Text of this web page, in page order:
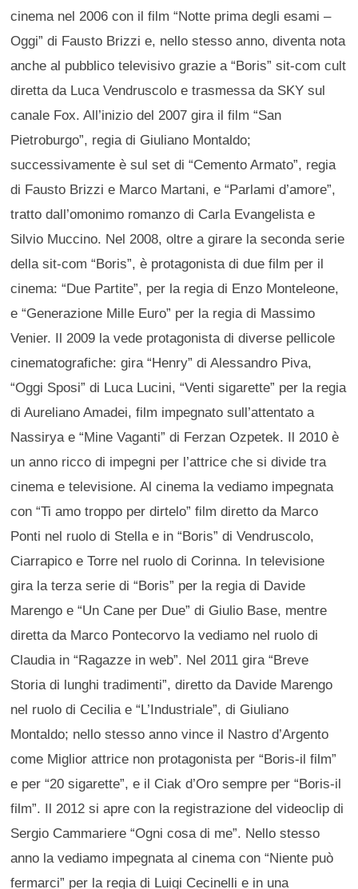
cinema nel 2006 con il film “Notte prima degli esami –
Oggi” di Fausto Brizzi e, nello stesso anno, diventa nota
anche al pubblico televisivo grazie a “Boris” sit-com cult
diretta da Luca Vendruscolo e trasmessa da SKY sul
canale Fox. All’inizio del 2007 gira il film “San
Pietroburgo”, regia di Giuliano Montaldo;
successivamente è sul set di “Cemento Armato”, regia
di Fausto Brizzi e Marco Martani, e “Parlami d’amore”,
tratto dall’omonimo romanzo di Carla Evangelista e
Silvio Muccino. Nel 2008, oltre a girare la seconda serie
della sit-com “Boris”, è protagonista di due film per il
cinema: “Due Partite”, per la regia di Enzo Monteleone,
e “Generazione Mille Euro” per la regia di Massimo
Venier. Il 2009 la vede protagonista di diverse pellicole
cinematografiche: gira “Henry” di Alessandro Piva,
“Oggi Sposi” di Luca Lucini, “Venti sigarette” per la regia
di Aureliano Amadei, film impegnato sull’attentato a
Nassirya e “Mine Vaganti” di Ferzan Ozpetek. Il 2010 è
un anno ricco di impegni per l’attrice che si divide tra
cinema e televisione. Al cinema la vediamo impegnata
con “Ti amo troppo per dirtelo” film diretto da Marco
Ponti nel ruolo di Stella e in “Boris” di Vendruscolo,
Ciarrapico e Torre nel ruolo di Corinna. In televisione
gira la terza serie di “Boris” per la regia di Davide
Marengo e “Un Cane per Due” di Giulio Base, mentre
diretta da Marco Pontecorvo la vediamo nel ruolo di
Claudia in “Ragazze in web”. Nel 2011 gira “Breve
Storia di lunghi tradimenti”, diretto da Davide Marengo
nel ruolo di Cecilia e “L’Industriale”, di Giuliano
Montaldo; nello stesso anno vince il Nastro d’Argento
come Miglior attrice non protagonista per “Boris-il film”
e per “20 sigarette”, e il Ciak d’Oro sempre per “Boris-il
film”. Il 2012 si apre con la registrazione del videoclip di
Sergio Cammariere “Ogni cosa di me”. Nello stesso
anno la vediamo impegnata al cinema con “Niente può
fermarci” per la regia di Luigi Cecinelli e in una